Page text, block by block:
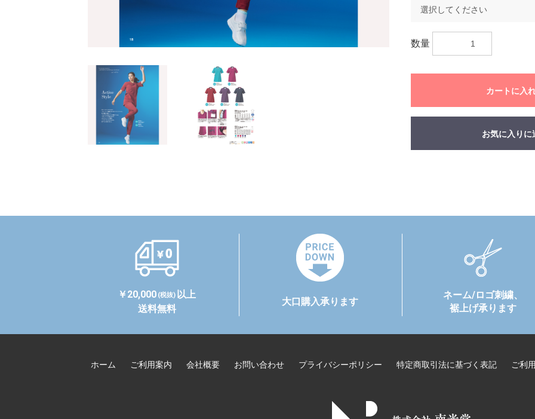
数量
カートに入
カートへ進む
お気に入りに
￥20,000 (税抜) 以上
送料無料
大口購入承ります
ネーム/ロゴ刺繍、
裾上げ承ります
ホーム ご利用案内 会社概要 お問い合わせ プライバシーポリシー 特定商取引法に基づく表記 ご利